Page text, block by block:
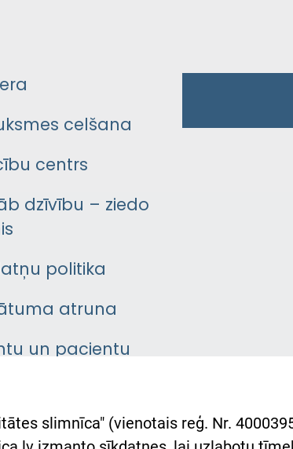
celšana
centrs
dzīvību – ziedo
politika
atruna
un pacientu
slimnīcas
Ukrainai
slimnīca" (vienotais reģ. Nr.